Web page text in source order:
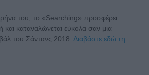
του, το «Searching» προσφέρει
καταναλώνεται εύκολα σαν μια
του Σάντανς 2018. Διαβάστε εδώ τη